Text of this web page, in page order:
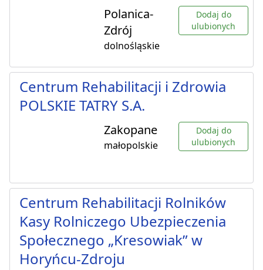
Polanica-
Zdrój
dolnośląskie
Dodaj do
ulubionych
Centrum Rehabilitacji i Zdrowia
POLSKIE TATRY S.A.
Zakopane
małopolskie
Dodaj do
ulubionych
Centrum Rehabilitacji Rolników
Kasy Rolniczego Ubezpieczenia
Społecznego „Kresowiak” w
Horyńcu-Zdroju